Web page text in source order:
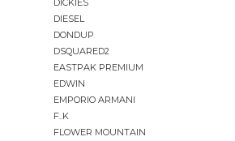
DIESEL
DONDUP
DSQUARED2
EASTPAK PREMIUM
EDWIN
EMPORIO ARMANI
F..K
FLOWER MOUNTAIN